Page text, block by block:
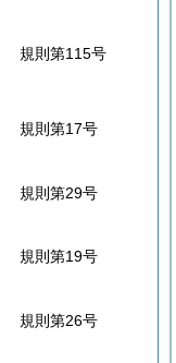
規則第115号
規則第17号
規則第29号
規則第19号
規則第26号